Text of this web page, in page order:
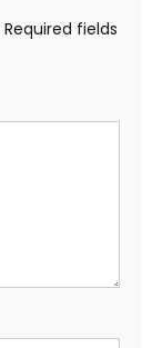
Required fields